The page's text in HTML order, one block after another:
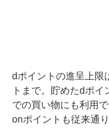
dポイントの進呈上限
トまで。貯めたdポ
での買い物にも利用
onポイントも従来通